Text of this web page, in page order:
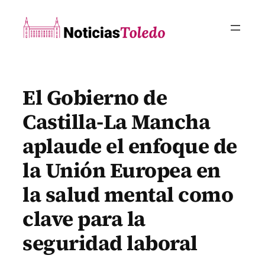
contenido
El Gobierno de
Castilla-La Mancha
aplaude el enfoque de
la Unión Europea en
la salud mental como
clave para la
seguridad laboral